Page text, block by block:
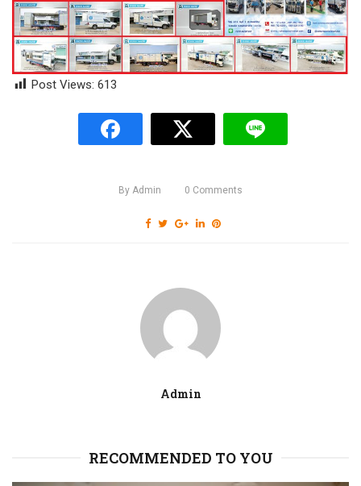
Post Views: 613
By Admin 0 Comments
Admin
RECOMMENDED TO YOU